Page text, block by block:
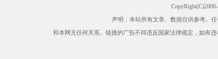
声明：本站所有文章、数据仅供参考。
和本网无任何关系。链接的广告不得违反国家法律规定，如有